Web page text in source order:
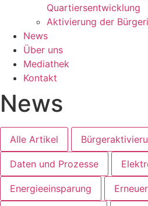
Quartiersentwicklung
Aktivierung der
News
Über uns
Mediathek
Kontakt
News
Alle Artikel
Daten und Prozesse
Energieeinsparung